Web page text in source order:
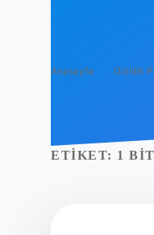
Anasayfa Gizlilik
ETIKET: 1